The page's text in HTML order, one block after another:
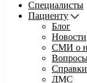
Специалисты
Пациенту
Блог
Новости
СМИ о
ДМС